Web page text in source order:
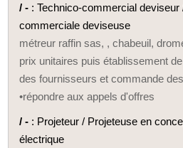
/ - : Technico-commercial deviseur
commerciale deviseuse
métreur raffin sas, , chabeuil,
prix unitaires puis établissement
des fournisseurs et commande
•répondre aux appels d'offres
/ - : Projeteur / Projeteuse en
électrique